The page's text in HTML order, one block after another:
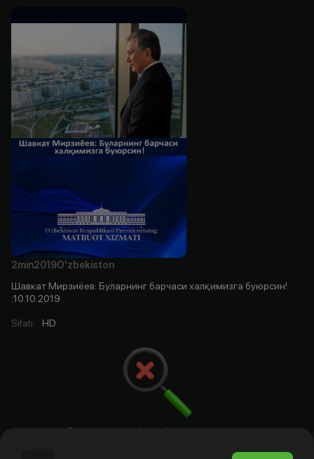
2min2019O'zbekiston
Шавкат Мирзиёев: Буларнинг барчаси халқимизга буюрсин!
:10.10.2019
Sifati: HD
Bu yerda aktyorlar, rejissyorlar. ssenariy